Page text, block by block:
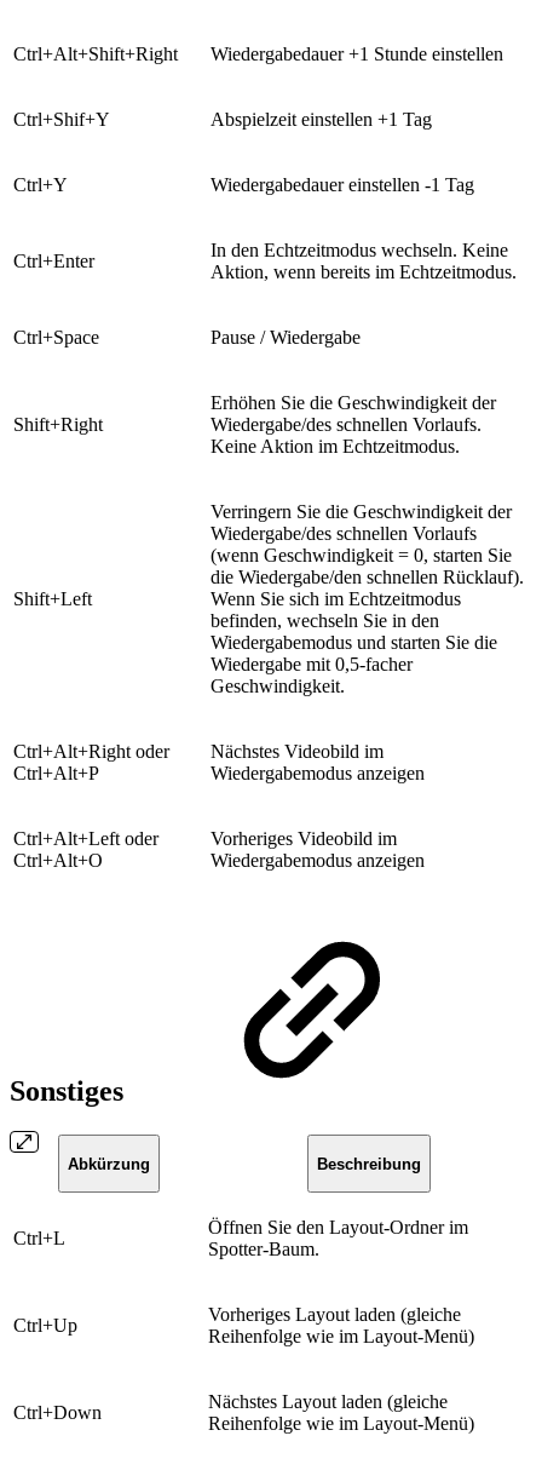
​Ctrl+Alt+Shift+Right ​Wiedergabedauer +1 Stunde einstellen
​Ctrl+Shif+Y ​Abspielzeit einstellen +1 Tag
​Ctrl+Y ​Wiedergabedauer einstellen -1 Tag
​Ctrl+Enter
​In den Echtzeitmodus wechseln. Keine
Aktion, wenn bereits im Echtzeitmodus.
​Ctrl+Space ​Pause / Wiedergabe
​Shift+Right
​Erhöhen Sie die Geschwindigkeit der
Wiedergabe/des schnellen Vorlaufs.
Keine Aktion im Echtzeitmodus.
​Shift+Left
​Verringern Sie die Geschwindigkeit der
Wiedergabe/des schnellen Vorlaufs
(wenn Geschwindigkeit = 0, starten Sie
die Wiedergabe/den schnellen Rücklauf).
Wenn Sie sich im Echtzeitmodus
befinden, wechseln Sie in den
Wiedergabemodus und starten Sie die
Wiedergabe mit 0,5-facher
Geschwindigkeit.
​Ctrl+Alt+Right oder
Ctrl+Alt+P
Nächstes Videobild im
Wiedergabemodus anzeigen
​Ctrl+Alt+Left oder
Ctrl+Alt+O
​Vorheriges Videobild im
Wiedergabemodus anzeigen
Sonstiges
Abkürzung Beschreibung
​Ctrl+L
​Öffnen Sie den Layout-Ordner im
Spotter-Baum.
​Ctrl+Up
Vorheriges Layout laden (gleiche
Reihenfolge wie im Layout-Menü)
​Ctrl+Down
​Nächstes Layout laden (gleiche
Reihenfolge wie im Layout-Menü)